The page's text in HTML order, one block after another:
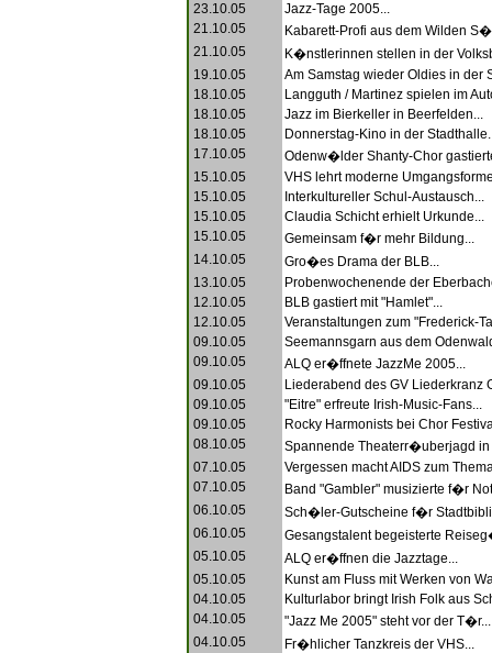
23.10.05
Jazz-Tage 2005...
21.10.05
Kabarett-Profi aus dem Wilden
21.10.05
K�nstlerinnen stellen in der
19.10.05
Am Samstag wieder Oldies in der
18.10.05
Langguth / Martinez spielen im
18.10.05
Jazz im Bierkeller in Beerfelden...
18.10.05
Donnerstag-Kino in der
17.10.05
Odenw�lder Shanty-Chor
15.10.05
VHS lehrt moderne
15.10.05
Interkultureller Schul-Austausch...
15.10.05
Claudia Schicht erhielt Urkunde...
15.10.05
Gemeinsam f�r mehr Bildung...
14.10.05
Gro�es Drama der BLB...
13.10.05
Probenwochenende der
12.10.05
BLB gastiert mit "Hamlet"...
12.10.05
Veranstaltungen zum "Frederick-
09.10.05
Seemannsgarn aus dem
09.10.05
ALQ er�ffnete JazzMe 2005...
09.10.05
Liederabend des GV Liederkranz
09.10.05
"Eitre" erfreute Irish-Music-Fans...
09.10.05
Rocky Harmonists bei Chor
08.10.05
Spannende Theaterr�uberjagd in
07.10.05
Vergessen macht AIDS zum
07.10.05
Band "Gambler" musizierte f�r
06.10.05
Sch�ler-Gutscheine f�r
06.10.05
Gesangstalent begeisterte
05.10.05
ALQ er�ffnen die Jazztage...
05.10.05
Kunst am Fluss mit Werken von
04.10.05
Kulturlabor bringt Irish Folk aus
04.10.05
"Jazz Me 2005" steht vor der T�r...
04.10.05
Fr�hlicher Tanzkreis der VHS...